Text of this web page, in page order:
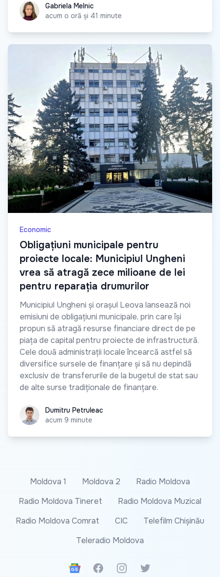
Gabriela Melnic
Gabriela Melnic
acum o oră și 41 minute
Economic
Obligațiuni municipale pentru
proiecte locale: Municipiul Ungheni
vrea să atragă zece milioane de lei
pentru reparația drumurilor
Municipiul Ungheni și orașul Leova lansează noi
emisiuni de obligațiuni municipale, prin care își
propun să atragă resurse financiare direct de pe
piața de capital pentru proiecte de infrastructură.
Cele două administrații locale încearcă astfel să
diversifice sursele de finanțare și să nu depindă
exclusiv de transferurile de la bugetul de stat sau
de alte surse tradiționale de finanțare.
Dumitru Petruleac
Dumitru Petruleac
acum 9 minute
Moldova 1 Moldova 2
Radio Moldova
Radio Moldova Tineret
Radio Moldova Muzical
Radio Moldova Comrat
CIC
Telefilm Chișinău
Teleradio Moldova
Google News
FacebookInstagramTwitter